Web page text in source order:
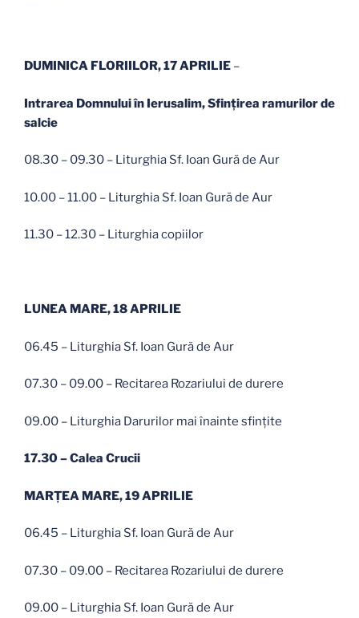
DUMINICA FLORIILOR, 17 APRILIE –
Intrarea Domnului în Ierusalim, Sfinţirea ramurilor de
salcie
08.30 – 09.30 – Liturghia Sf. Ioan Gură de Aur
10.00 – 11.00 – Liturghia Sf. Ioan Gură de Aur
11.30 – 12.30 – Liturghia copiilor
LUNEA MARE, 18 APRILIE
06.45 – Liturghia Sf. Ioan Gură de Aur
07.30 – 09.00 – Recitarea Rozariului de durere
09.00 – Liturghia Darurilor mai înainte sfinţite
17.30 – Calea Crucii
MARŢEA MARE, 19 APRILIE
06.45 – Liturghia Sf. Ioan Gură de Aur
07.30 – 09.00 – Recitarea Rozariului de durere
09.00 – Liturghia Sf. Ioan Gură de Aur